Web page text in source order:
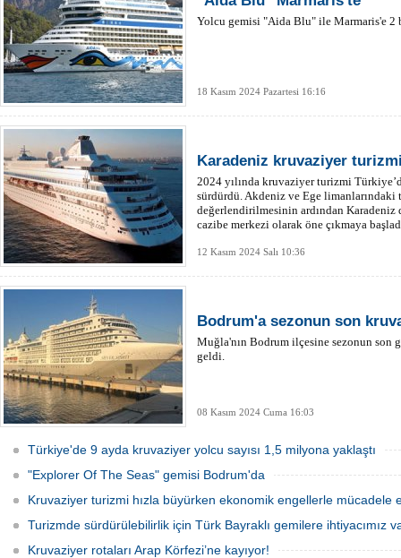
Yolcu gemisi "Aida Blu" ile Marmaris'e 2
18 Kasım 2024 Pazartesi 16:16
Karadeniz kruvaziyer
2024 yılında kruvaziyer turizmi
sürdürdü. Akdeniz ve Ege
değerlendirilmesinin ardından
cazibe merkezi olarak öne çıkmaya
12 Kasım 2024 Salı 10:36
Bodrum'a sezonun son
Muğla'nın Bodrum ilçesine sezonun
geldi.
08 Kasım 2024 Cuma 16:03
Türkiye'de 9 ayda kruvaziyer yolcu sayısı 1,5 milyona yaklaştı
"Explorer Of The Seas" gemisi Bodrum'da
Kruvaziyer turizmi hızla büyürken ekonomik engellerle mücadele
Turizmde sürdürülebilirlik için Türk Bayraklı gemilere ihtiyacımız
Kruvaziyer rotaları Arap Körfezi’ne kayıyor!